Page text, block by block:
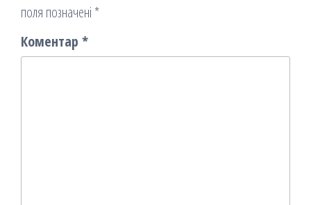
поля позначені *
Коментар *